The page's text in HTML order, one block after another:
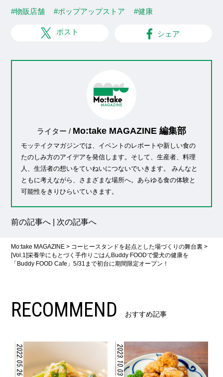
#物販店舗 #ポップアップストア #健康
ポスト シェア
ライター / Mo:take MAGAZINE 編集部
モッテイクマガジンでは、イベントのレポートや新しい食の
たのしみ方のアイデアを発信します。そして、生産者、料理
人、生活者の想いをていねいにつないでいきます。 みんなと
ともに考えながら、さまざまな場所へ。あらゆる食の体験と
可能性をきりひらいていきます。
前の記事へ 次の記事へ
Mo:take MAGAZINE > コーヒースタンドを起点とした場づくりの舞台裏 >
[Vol.1]栄養学にもとづく手作りごはんBuddy FOODで愛犬の健康を
「Buddy FOOD Cafe」5/31まで初台に期間限定オープン！
RECOMMEND おすすめ記事
2022.05.26 2023.10.03